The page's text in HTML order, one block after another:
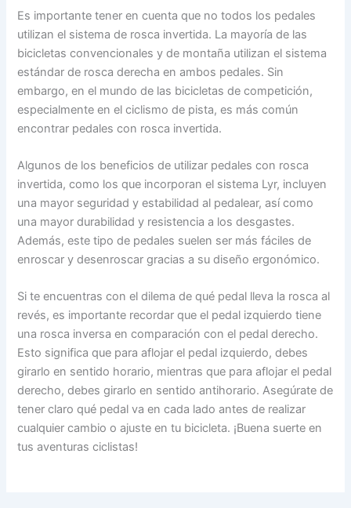
Es importante tener en cuenta que no todos los pedales
utilizan el sistema de rosca invertida. La mayoría de las
bicicletas convencionales y de montaña utilizan el sistema
estándar de rosca derecha en ambos pedales. Sin
embargo, en el mundo de las bicicletas de competición,
especialmente en el ciclismo de pista, es más común
encontrar pedales con rosca invertida.
Algunos de los beneficios de utilizar pedales con rosca
invertida, como los que incorporan el sistema Lyr, incluyen
una mayor seguridad y estabilidad al pedalear, así como
una mayor durabilidad y resistencia a los desgastes.
Además, este tipo de pedales suelen ser más fáciles de
enroscar y desenroscar gracias a su diseño ergonómico.
Si te encuentras con el dilema de qué pedal lleva la rosca al
revés, es importante recordar que el pedal izquierdo tiene
una rosca inversa en comparación con el pedal derecho.
Esto significa que para aflojar el pedal izquierdo, debes
girarlo en sentido horario, mientras que para aflojar el pedal
derecho, debes girarlo en sentido antihorario. Asegúrate de
tener claro qué pedal va en cada lado antes de realizar
cualquier cambio o ajuste en tu bicicleta. ¡Buena suerte en
tus aventuras ciclistas!